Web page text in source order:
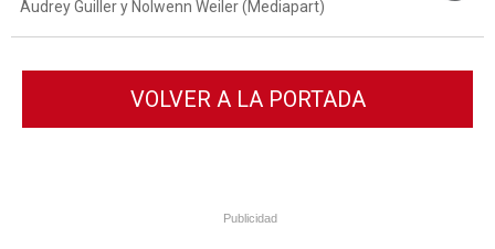
Audrey Guiller y Nolwenn Weiler (Mediapart)
VOLVER A LA PORTADA
Publicidad